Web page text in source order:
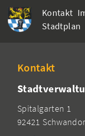
Kontakt
Stadtplan
Kontakt
Spitalgarten 1
92421